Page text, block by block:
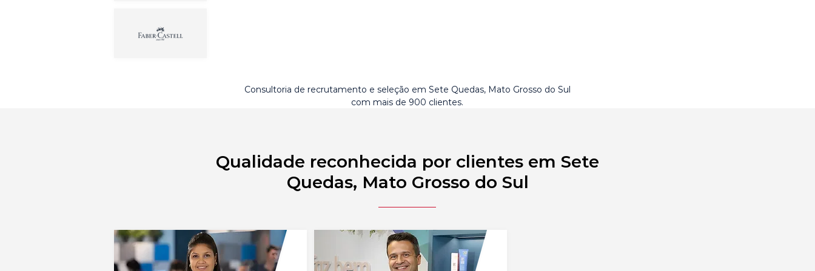
Consultoria de recrutamento e seleção em Sete Quedas, Mato Grosso do Sul
com mais de 900 clientes.
Qualidade reconhecida por clientes em Sete
Quedas, Mato Grosso do Sul